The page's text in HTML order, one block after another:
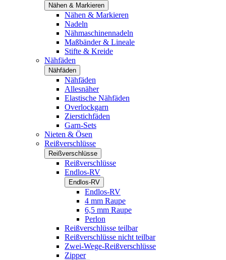
Nähen & Markieren
Nähen & Markieren
Nadeln
Nähmaschinennadeln
Maßbänder & Lineale
Stifte & Kreide
Nähfäden
Nähfäden
Nähfäden
Allesnäher
Elastische Nähfäden
Overlockgarn
Zierstichfäden
Garn-Sets
Nieten & Ösen
Reißverschlüsse
Reißverschlüsse
Reißverschlüsse
Endlos-RV
Endlos-RV
Endlos-RV
4 mm Raupe
6,5 mm Raupe
Perlon
Reißverschlüsse teilbar
Reißverschlüsse nicht teilbar
Zwei-Wege-Reißverschlüsse
Zipper